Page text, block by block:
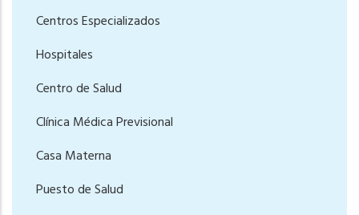
Centros Especializados
Hospitales
Centro de Salud
Clínica Médica Previsional
Casa Materna
Puesto de Salud